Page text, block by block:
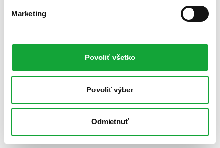
Marketing
Povoliť všetko
Povoliť výber
Odmietnuť